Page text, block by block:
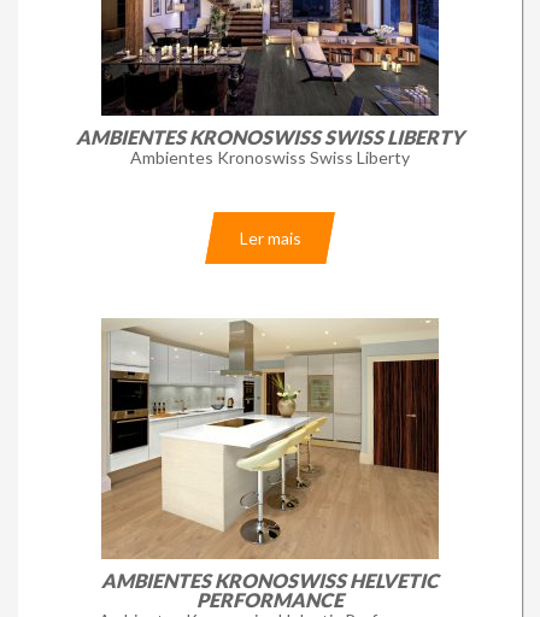
AMBIENTES KRONOSWISS SWISS LIBERTY
Ambientes Kronoswiss Swiss Liberty
Ler mais
AMBIENTES KRONOSWISS HELVETIC
PERFORMANCE